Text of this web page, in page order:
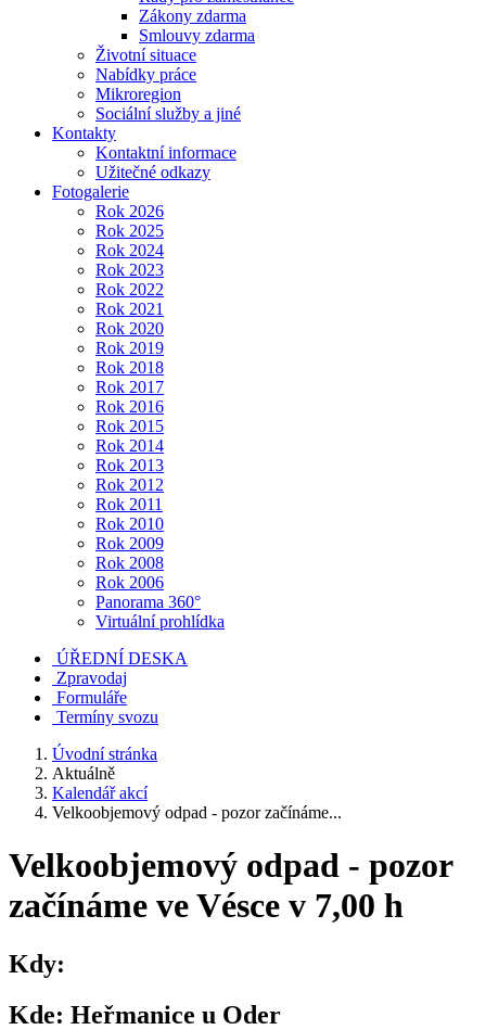
Zákony zdarma
Smlouvy zdarma
Životní situace
Nabídky práce
Mikroregion
Sociální služby a jiné
Kontakty
Kontaktní informace
Užitečné odkazy
Fotogalerie
Rok 2026
Rok 2025
Rok 2024
Rok 2023
Rok 2022
Rok 2021
Rok 2020
Rok 2019
Rok 2018
Rok 2017
Rok 2016
Rok 2015
Rok 2014
Rok 2013
Rok 2012
Rok 2011
Rok 2010
Rok 2009
Rok 2008
Rok 2006
Panorama 360°
Virtuální prohlídka
ÚŘEDNÍ DESKA
Zpravodaj
Formuláře
Termíny svozu
Úvodní stránka
Aktuálně
Kalendář akcí
Velkoobjemový odpad - pozor začínáme...
Velkoobjemový odpad - pozor
začínáme ve Vésce v 7,00 h
Kdy:
Kde: Heřmanice u Oder